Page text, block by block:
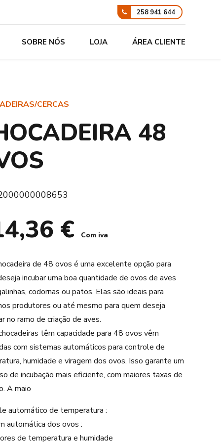
258 941 644
SOBRE NÓS LOJA ÁREA CLIENTE
CERCAS
48
€ Com iva
de 48 ovos é uma excelente opção para
incubar uma boa quantidade de ovos de aves
codornas ou patos. Elas são ideais para
produtores ou até mesmo para quem deseja
no ramo de criação de aves.
têm capacidade para 48 ovos vêm
com sistemas automáticos para controle de
humidade e viragem dos ovos. Isso garante um
de incubação mais eficiente, com maiores taxas de
A maio
automático de temperatura :
automática dos ovos :
de temperatura e humidade